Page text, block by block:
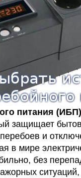
питания (ИБП)
защищает
и
в мире
без